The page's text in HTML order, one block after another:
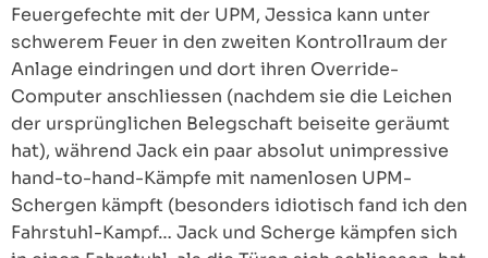
Feuergefechte mit der UPM, Jessica kann unter
schwerem Feuer in den zweiten Kontrollraum der
Anlage eindringen und dort ihren Override-
Computer anschliessen (nachdem sie die Leichen
der ursprünglichen Belegschaft beiseite geräumt
hat), während Jack ein paar absolut unimpressive
hand-to-hand-Kämpfe mit namenlosen UPM-
Schergen kämpft (besonders idiotisch fand ich den
Fahrstuhl-Kampf… Jack und Scherge kämpfen sich